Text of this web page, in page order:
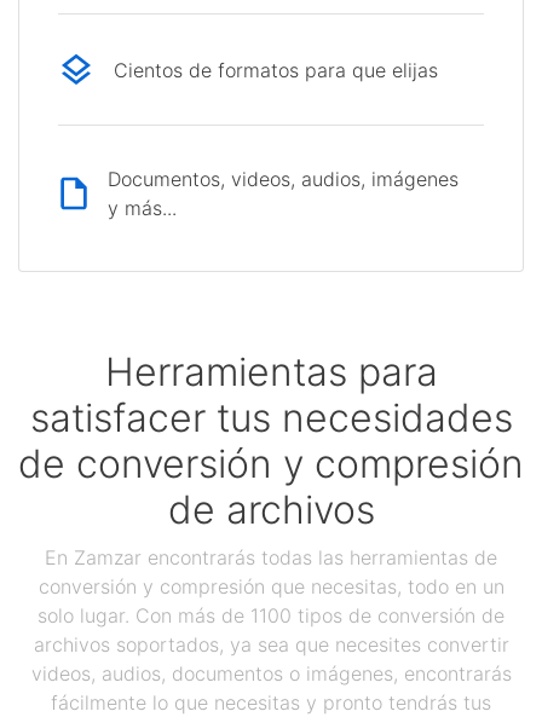
Cientos de formatos para que elijas
Documentos, videos, audios, imágenes
y más...
Herramientas para
satisfacer tus necesidades
de conversión y compresión
de archivos
En Zamzar encontrarás todas las herramientas de
conversión y compresión que necesitas, todo en un
solo lugar. Con más de 1100 tipos de conversión de
archivos soportados, ya sea que necesites convertir
videos, audios, documentos o imágenes, encontrarás
fácilmente lo que necesitas y pronto tendrás tus